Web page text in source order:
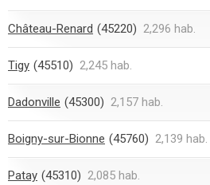
Château-Renard (45220) 2,296 hab.
Tigy (45510) 2,245 hab.
Dadonville (45300) 2,157 hab.
Boigny-sur-Bionne (45760) 2,139 hab.
Patay (45310) 2,085 hab.